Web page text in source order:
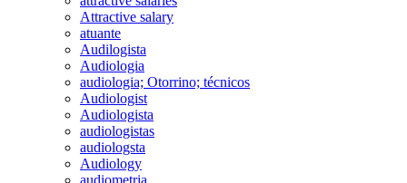
Attractive salary
atuante
Audilogista
Audiologia
audiologia; Otorrino; técnicos
Audiologist
Audiologista
audiologistas
audiologsta
Audiology
audiometria